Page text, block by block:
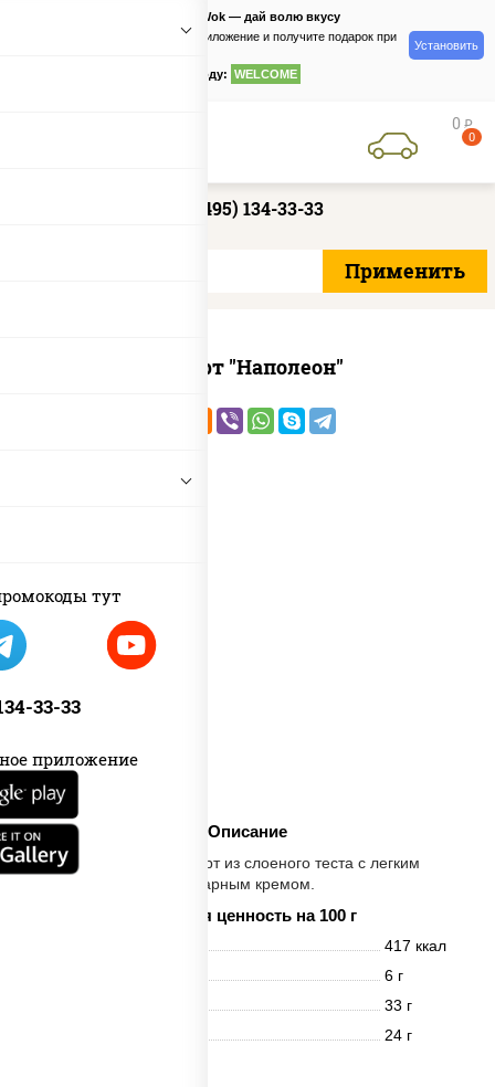
тут
33-33
приложение
PizzaSushiWok — дай волю вкусу
Скачайте приложение и получите подарок при
по промокоду: WELCOME
Установить
0 руб
0
+7 (495) 134-33-33
Десерт "Наполеон"
Описание
Знаменитый десерт из слоеного теста с легким
заварным кремом.
Пищевая ценность на 100 г
417 ккал
6 г
33 г
24 г